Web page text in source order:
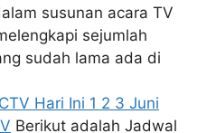
susunan acara TV
sejumlah
sudah lama ada di
Hari Ini 1 2 3 Juni
Berikut adalah Jadwal